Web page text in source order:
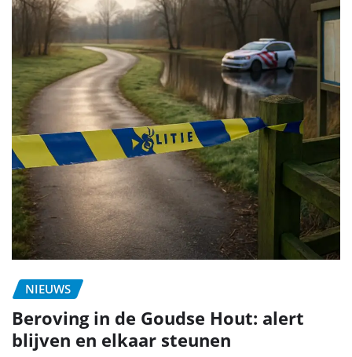
NIEUWS
Beroving in de Goudse Hout: alert
blijven en elkaar steunen